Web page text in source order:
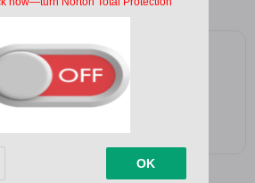
source on Google